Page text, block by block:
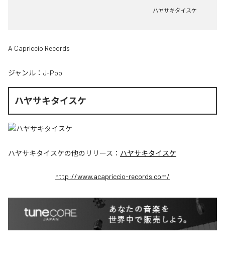
ハヤサキタイスケ
A Capriccio Records
ジャンル： J-Pop
ハヤサキタイスケ
ハヤサキタイスケの他のリリース： ハヤサキタイスケ
http://www.acapriccio-records.com/